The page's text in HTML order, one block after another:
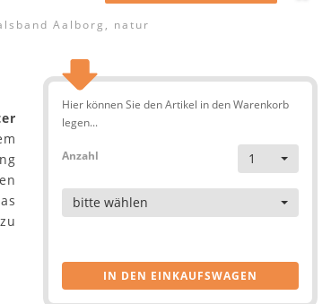
Aalborg, natur
Hier können Sie den Artikel in den Warenkorb
legen...
Anzahl 1
Artikel
bitte wählen
IN DEN EINKAUFSWAGEN